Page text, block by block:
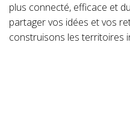
plus connecté, efficace et
partager vos idées et vos
construisons les territoires